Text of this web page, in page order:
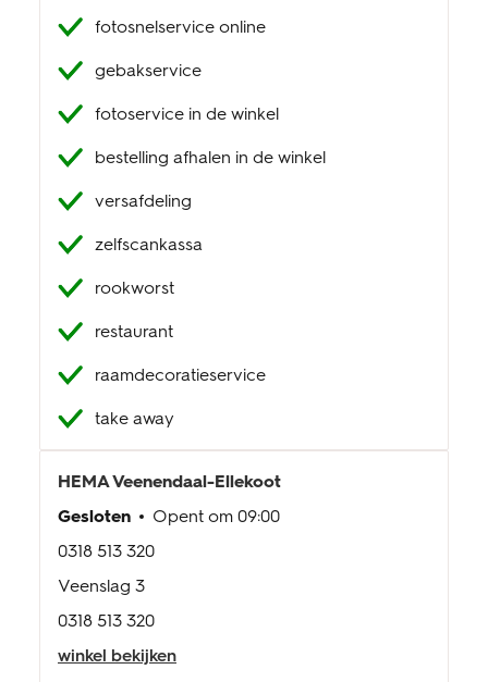
klantenservice
fotosnelservice online
gebakservice
fotoservice in de winkel
bestelling afhalen in de winkel
versafdeling
zelfscankassa
rookworst
restaurant
raamdecoratieservice
take away
HEMAVeenendaal-Ellekoot
Gesloten
Opent om 09:00
0318 513 320
Veenslag 3
0318 513 320
winkel bekijken